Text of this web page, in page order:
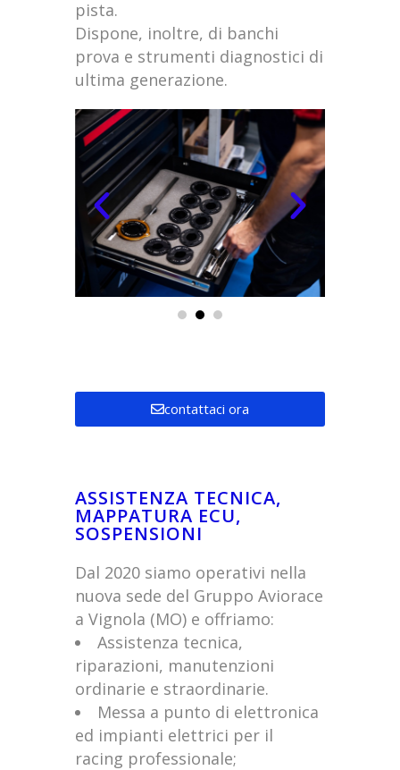
pista.
Dispone, inoltre, di banchi
prova e strumenti diagnostici di
ultima generazione.
contattaci ora
ASSISTENZA TECNICA,
MAPPATURA ECU,
SOSPENSIONI
Dal 2020 siamo operativi nella
nuova sede del Gruppo Aviorace
a Vignola (MO) e offriamo:
Assistenza tecnica,
riparazioni, manutenzioni
ordinarie e straordinarie.
Messa a punto di elettronica
ed impianti elettrici per il
racing professionale;